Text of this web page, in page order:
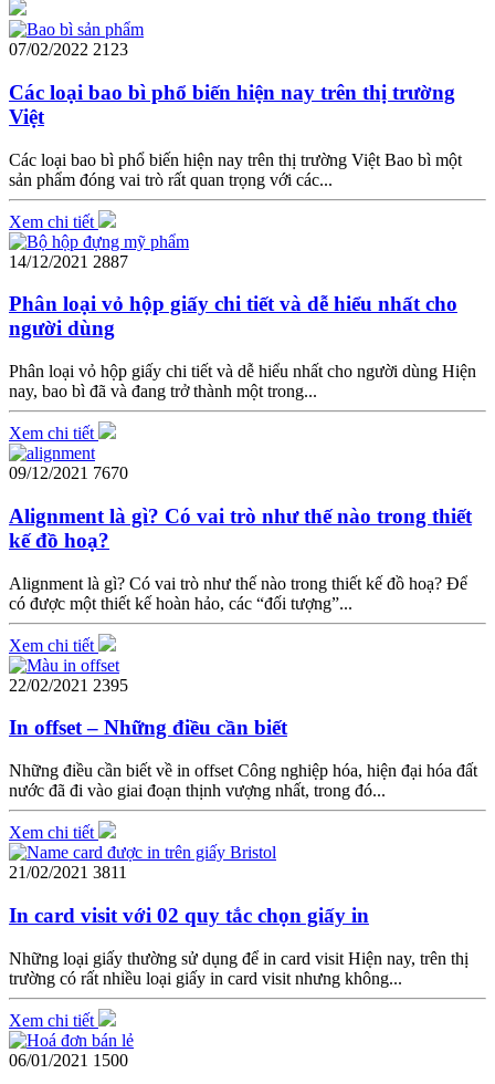
07/02/2022 2123
Các loại bao bì phổ biến hiện nay trên thị trường
Việt
Các loại bao bì phổ biến hiện nay trên thị trường Việt Bao bì một
sản phẩm đóng vai trò rất quan trọng với các...
Xem chi tiết
14/12/2021 2887
Phân loại vỏ hộp giấy chi tiết và dễ hiểu nhất cho
người dùng
Phân loại vỏ hộp giấy chi tiết và dễ hiểu nhất cho người dùng Hiện
nay, bao bì đã và đang trở thành một trong...
Xem chi tiết
09/12/2021 7670
Alignment là gì? Có vai trò như thế nào trong thiết
kế đồ hoạ?
Alignment là gì? Có vai trò như thế nào trong thiết kế đồ hoạ? Để
có được một thiết kế hoàn hảo, các “đối tượng”...
Xem chi tiết
22/02/2021 2395
In offset – Những điều cần biết
Những điều cần biết về in offset Công nghiệp hóa, hiện đại hóa đất
nước đã đi vào giai đoạn thịnh vượng nhất, trong đó...
Xem chi tiết
21/02/2021 3811
In card visit với 02 quy tắc chọn giấy in
Những loại giấy thường sử dụng để in card visit Hiện nay, trên thị
trường có rất nhiều loại giấy in card visit nhưng không...
Xem chi tiết
06/01/2021 1500